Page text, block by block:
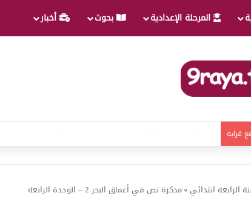
المرحلة الإعدادية بحوث أخبار
قراية
الرابعة ابتدائي »مذكرة نص في أعماق البحر 2 – الوحدة الرابعة